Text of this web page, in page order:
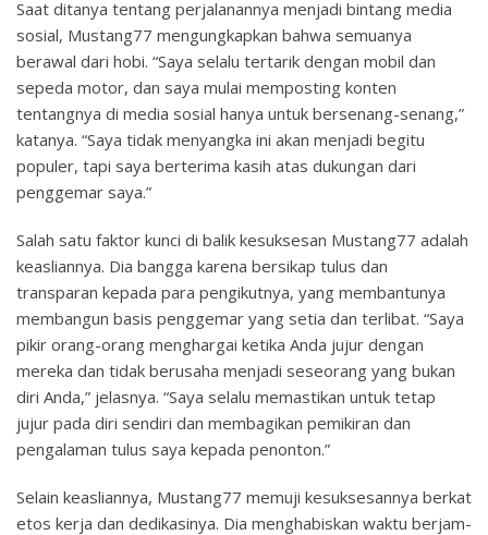
Saat ditanya tentang perjalanannya menjadi bintang media
sosial, Mustang77 mengungkapkan bahwa semuanya
berawal dari hobi. “Saya selalu tertarik dengan mobil dan
sepeda motor, dan saya mulai memposting konten
tentangnya di media sosial hanya untuk bersenang-senang,”
katanya. “Saya tidak menyangka ini akan menjadi begitu
populer, tapi saya berterima kasih atas dukungan dari
penggemar saya.”
Salah satu faktor kunci di balik kesuksesan Mustang77 adalah
keasliannya. Dia bangga karena bersikap tulus dan
transparan kepada para pengikutnya, yang membantunya
membangun basis penggemar yang setia dan terlibat. “Saya
pikir orang-orang menghargai ketika Anda jujur ​​​​dengan
mereka dan tidak berusaha menjadi seseorang yang bukan
diri Anda,” jelasnya. “Saya selalu memastikan untuk tetap
jujur ​​pada diri sendiri dan membagikan pemikiran dan
pengalaman tulus saya kepada penonton.”
Selain keasliannya, Mustang77 memuji kesuksesannya berkat
etos kerja dan dedikasinya. Dia menghabiskan waktu berjam-